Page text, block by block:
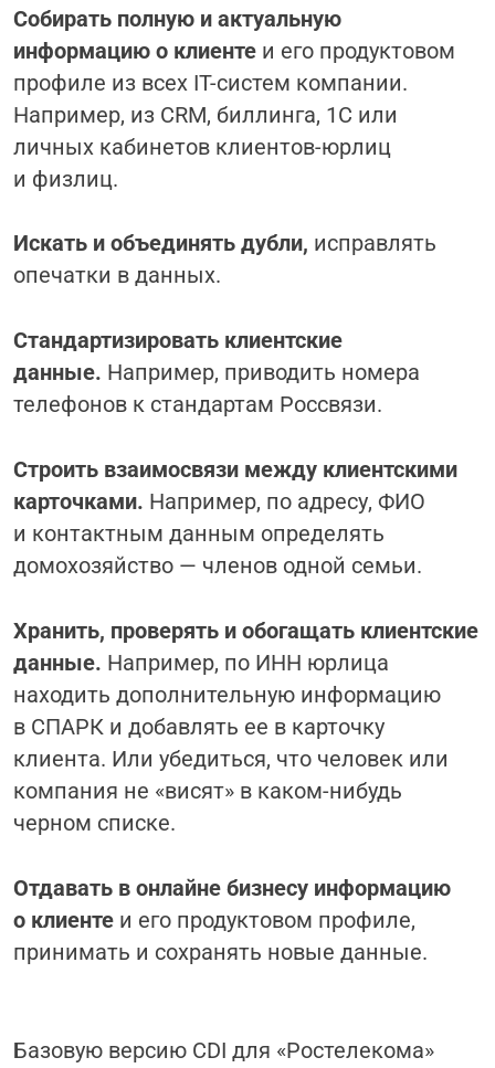
Собирать полную и актуальную
информацию о клиенте и его продуктовом
профиле из всех IT-систем компании.
Например, из CRM, биллинга, 1С или
личных кабинетов клиентов-юрлиц
и физлиц.
Искать и объединять дубли, исправлять
опечатки в данных.
Стандартизировать клиентские
данные. Например, приводить номера
телефонов к стандартам Россвязи.
Строить взаимосвязи между клиентскими
карточками. Например, по адресу, ФИО
и контактным данным определять
домохозяйство — членов одной семьи.
Хранить, проверять и обогащать клиентские
данные. Например, по ИНН юрлица
находить дополнительную информацию
в СПАРК и добавлять ее в карточку
клиента. Или убедиться, что человек или
компания не «висят» в каком-нибудь
черном списке.
Отдавать в онлайне бизнесу информацию
о клиенте и его продуктовом профиле,
принимать и сохранять новые данные.
Базовую версию CDI для «Ростелекома»